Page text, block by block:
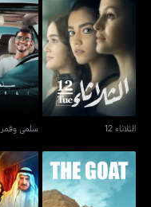
الثلاثاء 12
الثلاثاء 12 سلمى وقمر